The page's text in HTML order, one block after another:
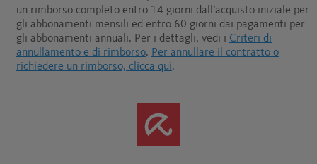
un rimborso completo entro 14 giorni dall’acquisto iniziale per
gli abbonamenti mensili ed entro 60 giorni dai pagamenti per
gli abbonamenti annuali. Per i dettagli, vedi i Criteri di
annullamento e di rimborso. Per annullare il contratto o
richiedere un rimborso, clicca qui.